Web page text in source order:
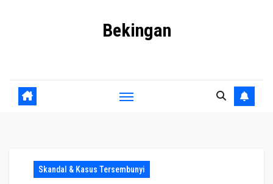
Bekingan
Skandal & Kasus Tersembunyi